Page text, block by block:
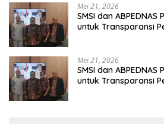
Mei 21, 2026
SMSI dan
untuk Transparansi
Mei 21, 2026
SMSI dan
untuk Transparansi